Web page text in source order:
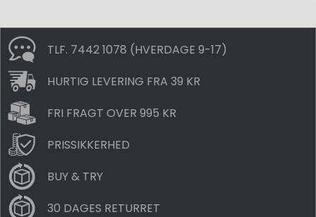
TLF. 7442 1078 (HVERDAGE 9-17)
HURTIG LEVERING FRA 39 KR
FRI FRAGT OVER 995 KR
PRISSIKKERHED
BUY & TRY
30 DAGES RETURRET